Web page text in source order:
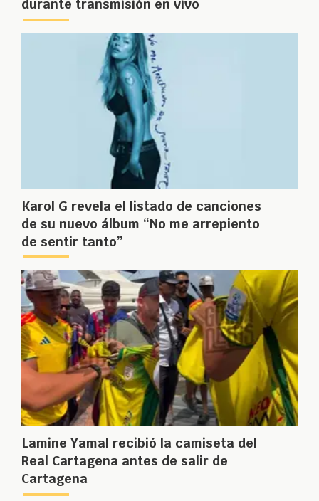
durante transmisión en vivo
Karol G revela el listado de canciones
de su nuevo álbum “No me arrepiento
de sentir tanto”
Lamine Yamal recibió la camiseta del
Real Cartagena antes de salir de
Cartagena